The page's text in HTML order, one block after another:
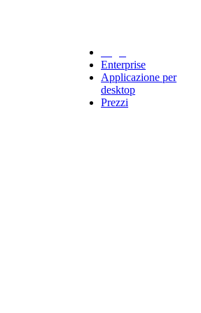
Enterprise
Applicazione per
desktop
Prezzi